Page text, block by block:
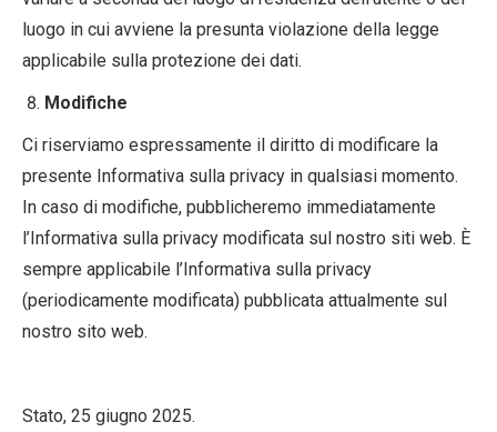
luogo in cui avviene la presunta violazione della legge
applicabile sulla protezione dei dati.
Modifiche
Ci riserviamo espressamente il diritto di modificare la
presente Informativa sulla privacy in qualsiasi momento.
In caso di modifiche, pubblicheremo immediatamente
l’Informativa sulla privacy modificata sul nostro siti web. È
sempre applicabile l’Informativa sulla privacy
(periodicamente modificata) pubblicata attualmente sul
nostro sito web.
Stato, 25 giugno 2025.